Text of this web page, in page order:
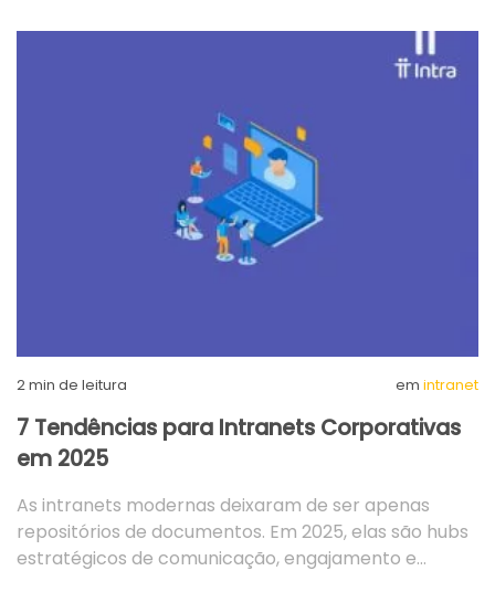
2min de leitura em intranet
7 Tendências para Intranets Corporativas
em 2025
As intranets modernas deixaram de ser apenas
repositórios de documentos. Em 2025, elas são hubs
estratégicos de comunicação, engajamento e…